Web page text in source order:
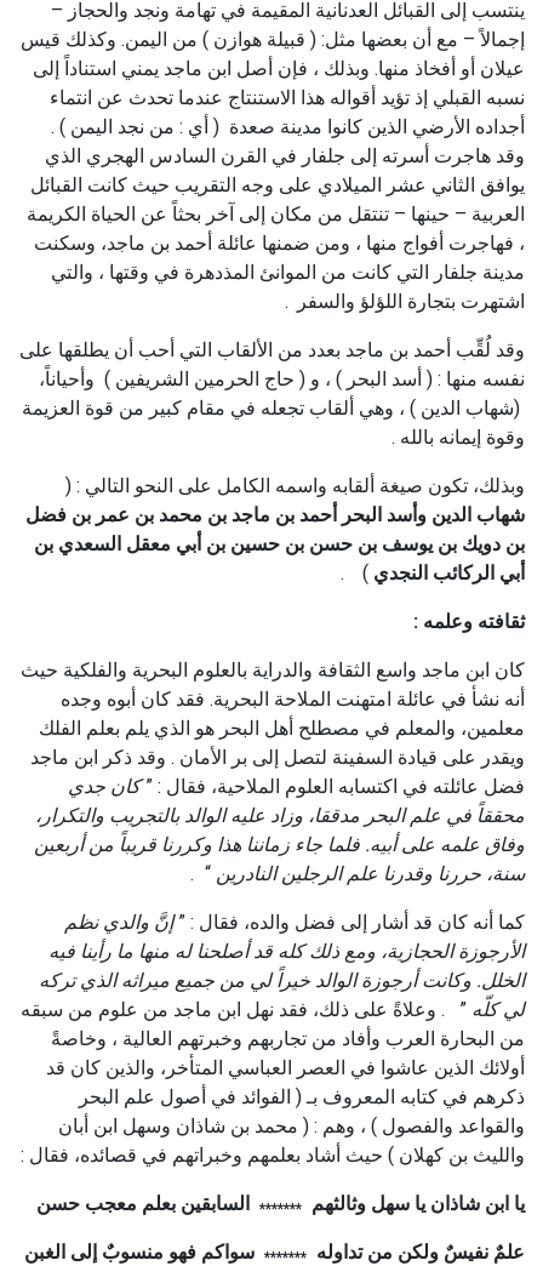
ينتسب إلى القبائل العدنانية المقيمة في تهامة ونجد والحجاز –
إجمالاً – مع أن بعضها مثل: ( قبيلة هوازن ) من اليمن. وكذلك قيس
عيلان أو أفخاذ منها. وبذلك ، فإن أصل ابن ماجد يمني استناداً إلى
نسبه القبلي إذ تؤيد أقواله هذا الاستنتاج عندما تحدث عن انتماء
أجداده الأرضي الذين كانوا مدينة صعدة ( أي : من نجد اليمن ) .
وقد هاجرت أسرته إلى جلفار في القرن السادس الهجري الذي
يوافق الثاني عشر الميلادي على وجه التقريب حيث كانت القبائل
العربية – حينها – تنتقل من مكان إلى آخر بحثاً عن الحياة الكريمة
، فهاجرت أفواج منها ، ومن ضمنها عائلة أحمد بن ماجد، وسكنت
مدينة جلفار التي كانت من الموانئ المذدهرة في وقتها ، والتي
اشتهرت بتجارة اللؤلؤ والسفر.
وقد لُقِّب أحمد بن ماجد بعدد من الألقاب التي أحب أن يطلقها على
نفسه منها : ( أسد البحر ) ، و ( حاج الحرمين الشريفين ) وأحياناً،
(شهاب الدين ) ، وهي ألقاب تجعله في مقام كبير من قوة العزيمة
وقوة إيمانه بالله .
وبذلك، تكون صيغة ألقابه واسمه الكامل على النحو التالي : (
شهاب الدين وأسد البحر أحمد بن ماجد بن محمد بن عمر بن فضل
بن دويك بن يوسف بن حسن بن حسين بن أبي معقل السعدي بن
أبي الركائب النجدي)
.
ثقافته وعلمه :
كان ابن ماجد واسع الثقافة والدراية بالعلوم البحرية والفلكية حيث
أنه نشأ في عائلة امتهنت الملاحة البحرية. فقد كان أبوه وجده
معلمين، والمعلم في مصطلح أهل البحر هو الذي يلم بعلم الفلك
ويقدر على قيادة السفينة لتصل إلى بر الأمان . وقد ذكر ابن ماجد
فضل عائلته في اكتسابه العلوم الملاحية، فقال : ” كان جدي
محققاً في علم البحر مدققا، وزاد عليه الوالد بالتجريب والتكرار،
وفاق علمه على أبيه. فلما جاء زماننا هذا وكررنا قريباً من أربعين
سنة، حررنا وقدرنا علم الرجلين النادرين“
.
كما أنه كان قد أشار إلى فضل والده، فقال : ” إنَّ والدي نظم
الأرجوزة الحجازية، ومع ذلك كله قد أصلحنا له منها ما رأينا فيه
الخلل. وكانت أرجوزة الوالد خيراً لي من جميع ميراثه الذي تركه
لي كلّه” . وعلاةً على ذلك، فقد نهل ابن ماجد من علوم من سبقه
من البحارة العرب وأفاد من تجاربهم وخبرتهم العالية ، وخاصةً
أولائك الذين عاشوا في العصر العباسي المتأخر، والذين كان قد
ذكرهم في كتابه المعروف بـ ( الفوائد في أصول علم البحر
والقواعد والفصول ) ، وهم : ( محمد بن شاذان وسهل ابن أبان
والليث بن كهلان ) حيث أشاد بعلمهم وخبراتهم في قصائده، فقال :
يا ابن شاذان يا سهل وثالثهم*******السابقين بعلم معجب حسن
علمٌ نفيسٌ ولكن من تداوله*******سواكم فهو منسوبٌ إلى الغبن